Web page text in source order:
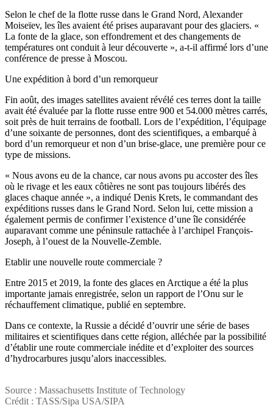
Selon le chef de la flotte russe dans le Grand Nord, Alexander
Moiseïev, les îles avaient été prises auparavant pour des glaciers. «
La fonte de la glace, son effondrement et des changements de
températures ont conduit à leur découverte », a-t-il affirmé lors d’une
conférence de presse à Moscou.
Une expédition à bord d’un remorqueur
Fin août, des images satellites avaient révélé ces terres dont la taille
avait été évaluée par la flotte russe entre 900 et 54.000 mètres carrés,
soit près de huit terrains de football. Lors de l’expédition, l’équipage
d’une soixante de personnes, dont des scientifiques, a embarqué à
bord d’un remorqueur et non d’un brise-glace, une première pour ce
type de missions.
« Nous avons eu de la chance, car nous avons pu accoster des îles
où le rivage et les eaux côtières ne sont pas toujours libérés des
glaces chaque année », a indiqué Denis Krets, le commandant des
expéditions russes dans le Grand Nord. Selon lui, cette mission a
également permis de confirmer l’existence d’une île considérée
auparavant comme une péninsule rattachée à l’archipel François-
Joseph, à l’ouest de la Nouvelle-Zemble.
Etablir une nouvelle route commerciale ?
Entre 2015 et 2019, la fonte des glaces en Arctique a été la plus
importante jamais enregistrée, selon un rapport de l’Onu sur le
réchauffement climatique, publié en septembre.
Dans ce contexte, la Russie a décidé d’ouvrir une série de bases
militaires et scientifiques dans cette région, alléchée par la possibilité
d’établir une route commerciale inédite et d’exploiter des sources
d’hydrocarbures jusqu’alors inaccessibles.
Source : Massachusetts Institute of Technology
Crédit : TASS/Sipa USA/SIPA